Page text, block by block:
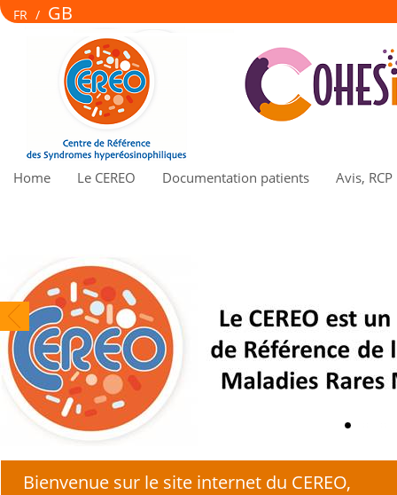
FR / GB
Home Le CEREO Documentation patients Avis, RCP
Bienvenue sur le site internet du CEREO,